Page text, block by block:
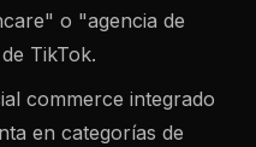
o "agencia de
TikTok.
commerce integrado
en categorías de